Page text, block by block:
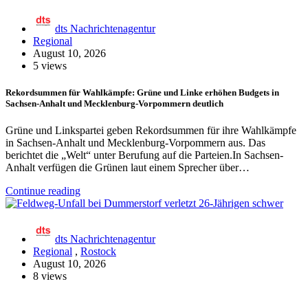
dts Nachrichtenagentur
Regional
August 10, 2026
5 views
Rekordsummen für Wahlkämpfe: Grüne und Linke erhöhen Budgets in
Sachsen-Anhalt und Mecklenburg-Vorpommern deutlich
Grüne und Linkspartei geben Rekordsummen für ihre Wahlkämpfe
in Sachsen-Anhalt und Mecklenburg-Vorpommern aus. Das
berichtet die „Welt“ unter Berufung auf die Parteien.In Sachsen-
Anhalt verfügen die Grünen laut einem Sprecher über…
Continue reading
dts Nachrichtenagentur
Regional , Rostock
August 10, 2026
8 views